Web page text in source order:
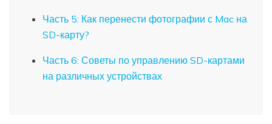
Часть 5: Как перенести фотографии с Mac на
SD-карту?
Часть 6: Советы по управлению SD-картами
на различных устройствах